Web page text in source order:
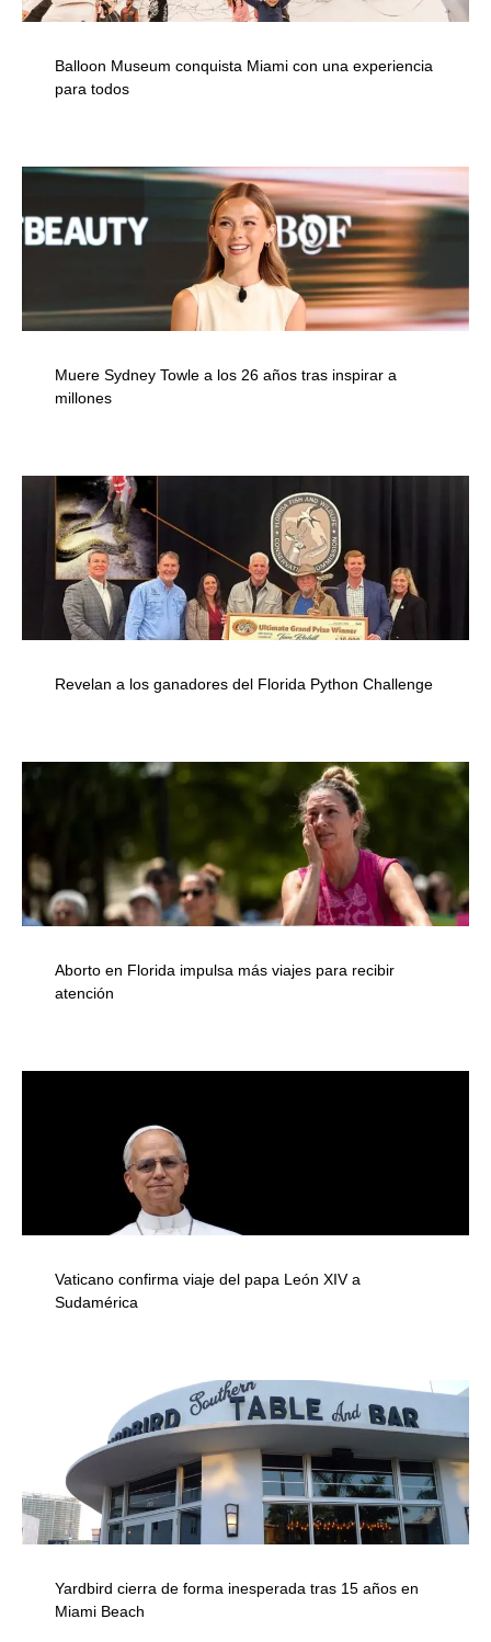
Balloon Museum conquista Miami con una experiencia
para todos
Muere Sydney Towle a los 26 años tras inspirar a
millones
Revelan a los ganadores del Florida Python Challenge
Aborto en Florida impulsa más viajes para recibir
atención
Vaticano confirma viaje del papa León XIV a
Sudamérica
Yardbird cierra de forma inesperada tras 15 años en
Miami Beach